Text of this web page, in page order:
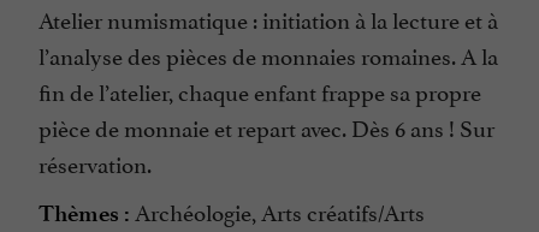
Atelier numismatique : initiation à la lecture et à
l’analyse des pièces de monnaies romaines. A la
fin de l’atelier, chaque enfant frappe sa propre
pièce de monnaie et repart avec. Dès 6 ans ! Sur
réservation.
Thèmes : Archéologie, Arts créatifs/Arts